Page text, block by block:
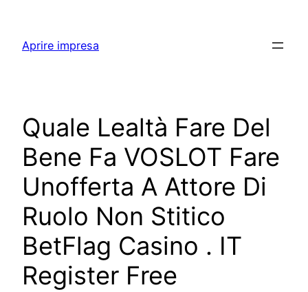
content
Aprire impresa
Quale Lealtà Fare Del
Bene Fa VOSLOT Fare
Unofferta A Attore Di
Ruolo Non Stitico
BetFlag Casino . IT
Register Free